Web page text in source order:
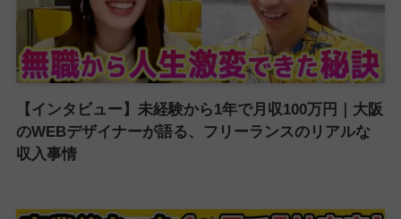
【インタビュー】未経験から1年で月収100万円｜大阪
のWEBデザイナーが語る、フリーランスのリアルな
収入事情